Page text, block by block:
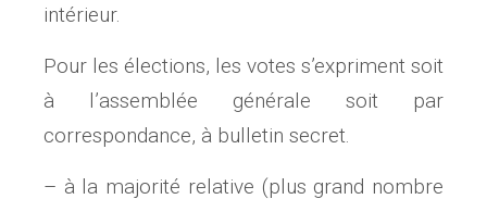
intérieur.
Pour les élections, les votes s’expriment soit
à l’assemblée générale soit par
correspondance, à bulletin secret.
– à la majorité relative (plus grand nombre